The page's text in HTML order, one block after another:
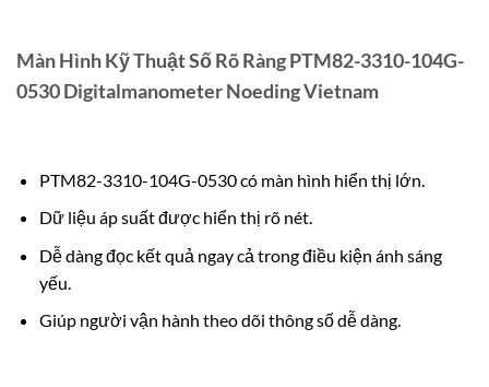
Màn Hình Kỹ Thuật Số Rõ Ràng PTM82-3310-104G-
0530 Digitalmanometer Noeding Vietnam
PTM82-3310-104G-0530 có màn hình hiển thị lớn.
Dữ liệu áp suất được hiển thị rõ nét.
Dễ dàng đọc kết quả ngay cả trong điều kiện ánh sáng
yếu.
Giúp người vận hành theo dõi thông số dễ dàng.